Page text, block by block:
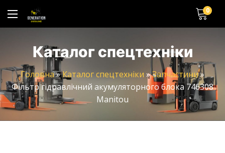
0
Каталог спецтехніки
Головна»Каталог спецтехніки »Запчастини»
Фільтр гідравлічний акумуляторного блока 746308
Manitou